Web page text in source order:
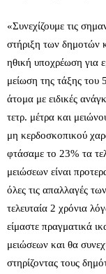
«Συνεχίζουμε τις
στήριξη των δημοτών
ηθική υποχρέωση για
μείωση της τάξης του
άτομα με ειδικές
τετρ. μέτρα και
μη κερδοσκοπικού
φτάσαμε το 23% τα
μειώσεων είναι
όλες τις απαλλαγές
τελευταία 2 χρόνια
είμαστε πραγματικά
μειώσεων και θα
στηρίζοντας τους